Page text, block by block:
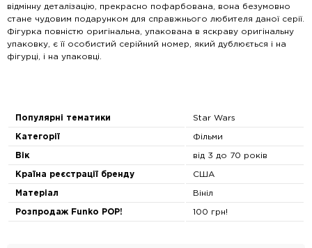
відмінну деталізацію, прекрасно пофарбована, вона безумовно
стане чудовим подарунком для справжнього любителя даної серії.
Фігурка повністю оригінальна, упакована в яскраву оригінальну
упаковку, є її особистий серійний номер, який дублюється і на
фігурці, і на упаковці.
Популярні тематики Star Wars
Категорії Фільми
Вік від 3 до 70 років
Країна реєстрації бренду США
Матеріал Вініл
Розпродаж Funko POP! 100 грн!